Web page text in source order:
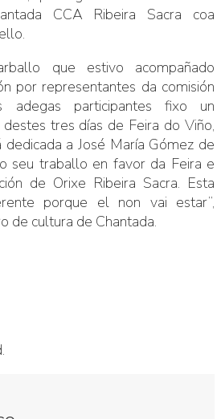
CCA Ribeira Sacra coa
que estivo acompañado
por representantes da comisión
adegas participantes fixo un
tres días de Feira do Viño,
dedicada a José María Gómez de
seu traballo en favor da Feira e
de Orixe Ribeira Sacra. Esta
porque el non vai estar”,
de cultura de Chantada.